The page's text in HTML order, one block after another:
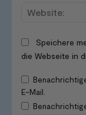
Speichere
die Webseite in
E-Mail.